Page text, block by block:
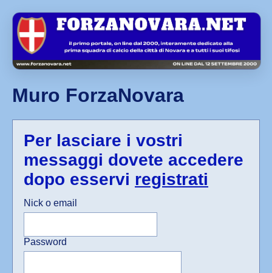
Muro ForzaNovara
Per lasciare i vostri
messaggi dovete accedere
dopo esservi registrati
Nick o email
Password